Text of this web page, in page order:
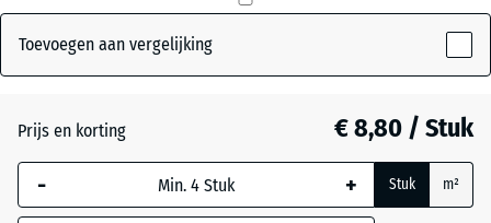
x
520
De geselecteerde,
blauw omlijnde
afmeting wordt
Toevoegen aan vergelijking
Prijs en korting € 8,80 / Stuk
- + Stuk m²